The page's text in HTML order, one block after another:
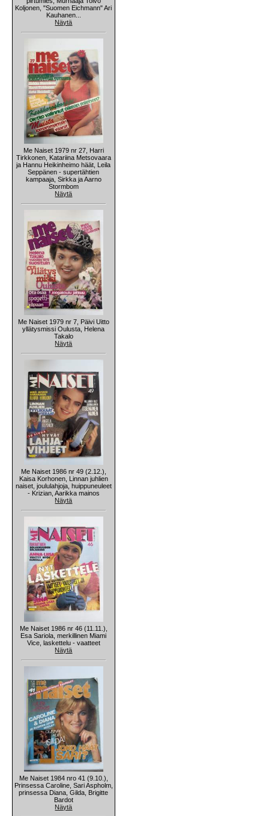
Koljonen, "Suomen Eichmann" Ari
Kauhanen...
Näytä
Me Naiset 1979 nr 27, Harri
Tirkkonen, Katariina Metsovaara
ja Hannu Heikinheimo häät, Leila
Seppänen - supertähtien
kampaaja, Sirkka ja Aarno
Stormbom
Näytä
Me Naiset 1979 nr 7, Päivi Uitto
yllätysmissi Oulusta, Helena
Takalo
Näytä
Me Naiset 1986 nr 49 (2.12.),
Kaisa Korhonen, Linnan juhlien
naiset, joululahjoja, huippuneuleet
- Krizian, Aarikka mainos
Näytä
Me Naiset 1986 nr 46 (11.11.),
Esa Sariola, merkillinen Miami
Vice, laskettelu - vaatteet
Näytä
Me Naiset 1984 nro 41 (9.10.),
Prinsessa Caroline, Sari Aspholm,
prinsessa Diana, Gilda, Brigitte
Bardot
Näytä